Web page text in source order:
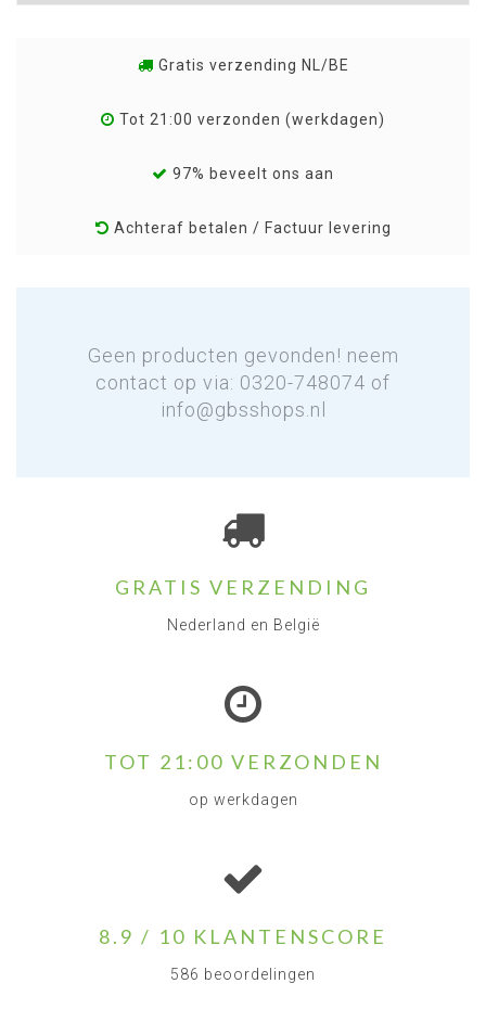
Gratis verzending NL/BE
Tot 21:00 verzonden (werkdagen)
97% beveelt ons aan
Achteraf betalen / Factuur levering
Geen producten gevonden! neem
contact op via: 0320-748074 of
info@gbsshops.nl
GRATIS VERZENDING
Nederland en België
TOT 21:00 VERZONDEN
op werkdagen
8.9 / 10 KLANTENSCORE
586 beoordelingen